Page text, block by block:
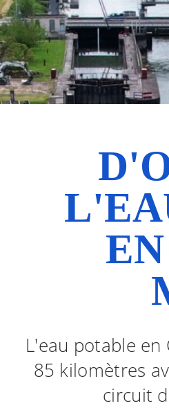
L'eau potable
85 kilomètres
circuit